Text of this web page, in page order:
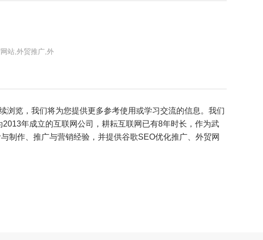
站,外贸推广,外
览，我们将为您提供更多参考使用或学习交流的信息。我们
2013年成立的互联网公司，耕耘互联网已有8年时长，作为武
制作、推广与营销经验，并提供谷歌SEO优化推广、外贸网